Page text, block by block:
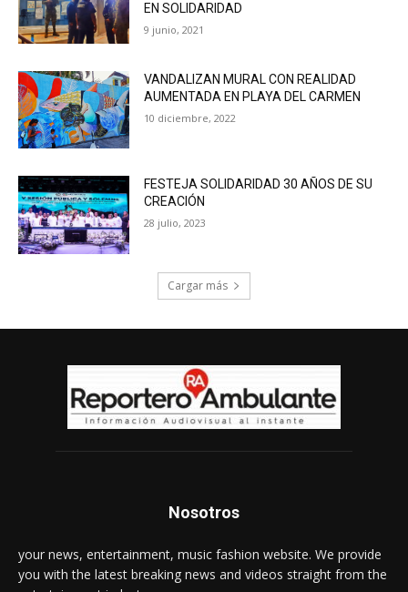
EN SOLIDARIDAD
9 junio, 2021
VANDALIZAN MURAL CON REALIDAD
AUMENTADA EN PLAYA DEL CARMEN
10 diciembre, 2022
FESTEJA SOLIDARIDAD 30 AÑOS DE SU
CREACIÓN
28 julio, 2023
Cargar más
Nosotros
your news, entertainment, music fashion website. We provide
you with the latest breaking news and videos straight from the